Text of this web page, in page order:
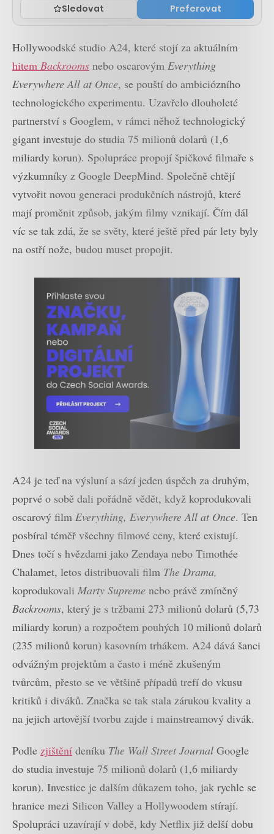
Sledovat Preferovat
Hollywoodské studio A24, které stojí za aktuálním
hitem Backrooms nebo oscarovým Everything
Everywhere All at Once, se pouští do ambiciózního
technologického experimentu. Uzavřelo dlouholeté
partnerství s Googlem, v rámci něhož technologický
gigant investuje do studia 75 milionů dolarů (1,6
miliardy korun). Spolupráce propojí špičkové filmaře s
výzkumníky z Google DeepMind. Společně chtějí
vytvořit novou generaci produkčních nástrojů, které
mají proměnit způsob, jakým filmy vznikají. Čím dál
víc se tak zdá, že se světy, které ještě před pár lety byly
na ostří nože, budou muset propojit.
A24 je teď na výsluní a sází jeden úspěch za druhým,
poprvé o sobě dali pořádně vědět, když koprodukovali
oscarový film Everything, Everywhere All at Once. Ten
posbíral téměř všechny filmové ceny, které existují.
Dnes točí s hvězdami jako Zendaya nebo Timothée
Chalamet, letos distribuovali film The Drama,
koprodukovali Marty Supreme nebo právě zmíněný
Backrooms, který je s tržbami 273 milionů dolarů (5,73
miliardy korun) a rozpočtem pouhých 10 milionů dolarů
(235 milionů korun) kasovním trhákem. A24 dává šanci
odvážným projektům a často i méně zkušeným
tvůrcům, přesto se ve většině případů trefí do vkusu
kritiků i diváků. Značka se tak stala zárukou kvality a
na jejich artovější tvorbu zajde i mainstreamový divák.
Podle zjištění deníku The Wall Street Journal Google
do studia investuje 75 milionů dolarů (1,6 miliardy
korun). Investice je dalším důkazem toho, jak rychle se
hranice mezi Silicon Valley a Hollywoodem stírají.
Spolupráci uzavírají v době, kdy Netflix již delší dobu